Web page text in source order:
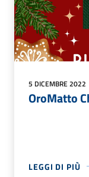
5 DICEMBRE 2022
OroMatto
LEGGI DI PIÙ